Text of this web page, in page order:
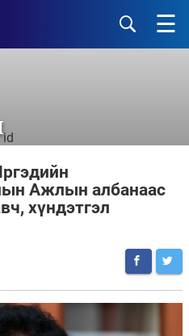
☰
id
Ажлын албанаас
хүндэтгэл